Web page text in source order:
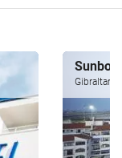
Gibraltar,